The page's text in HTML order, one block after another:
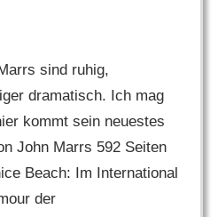
sind ruhig,
dramatisch. Ich mag
kommt sein neuestes
John Marrs 592 Seiten
Beach: Im International
der